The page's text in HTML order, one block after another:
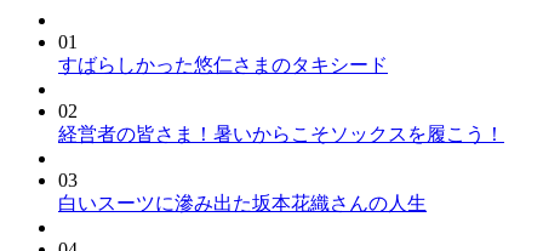
01
すばらしかった悠仁さまのタキシード
02
経営者の皆さま！暑いからこそソックスを履こう！
03
白いスーツに滲み出た坂本花織さんの人生